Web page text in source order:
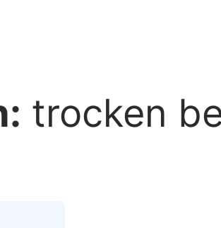
trocken